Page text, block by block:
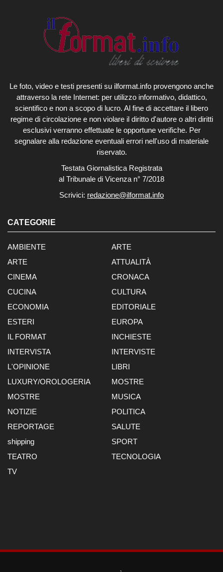
Le foto, video e testi presenti su ilformat.info provengono anche
attraverso la rete Internet: per utilizzo informativo, didattico,
scientifico e non a scopo di lucro. Al fine di accettare il libero
regime di circolazione e non violare il diritto d'autore o altri diritti
esclusivi verranno effettuate le opportune verifiche. Per
segnalare alla redazione eventuali errori nell'uso di materiale
riservato.
Testata Giornalistica Registrata
al Tribunale di Vicenza n° 7/2018
Scrivici: redazione@ilformat.info
CATEGORIE
AMBIENTE
ARTE
ARTE
ATTUALITÀ
CINEMA
CRONACA
CUCINA
CULTURA
ECONOMIA
EDITORIALE
ESTERI
EUROPA
IL FORMAT
INCHIESTE
INTERVISTA
INTERVISTE
L'OPINIONE
LIBRI
LUXURY/OROLOGERIA
MOSTRE
MOSTRE
MUSICA
NOTIZIE
POLITICA
REPORTAGE
SALUTE
shipping
SPORT
TEATRO
TECNOLOGIA
TV